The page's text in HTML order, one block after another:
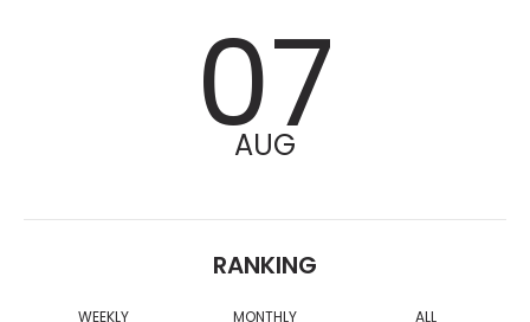
07
AUG
RANKING
WEEKLY MONTHLY ALL